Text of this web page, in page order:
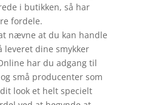
i butikken, så har
fordele.
nævne at du kan handle
leveret dine smykker
har du adgang til
små producenter som
look et helt specielt